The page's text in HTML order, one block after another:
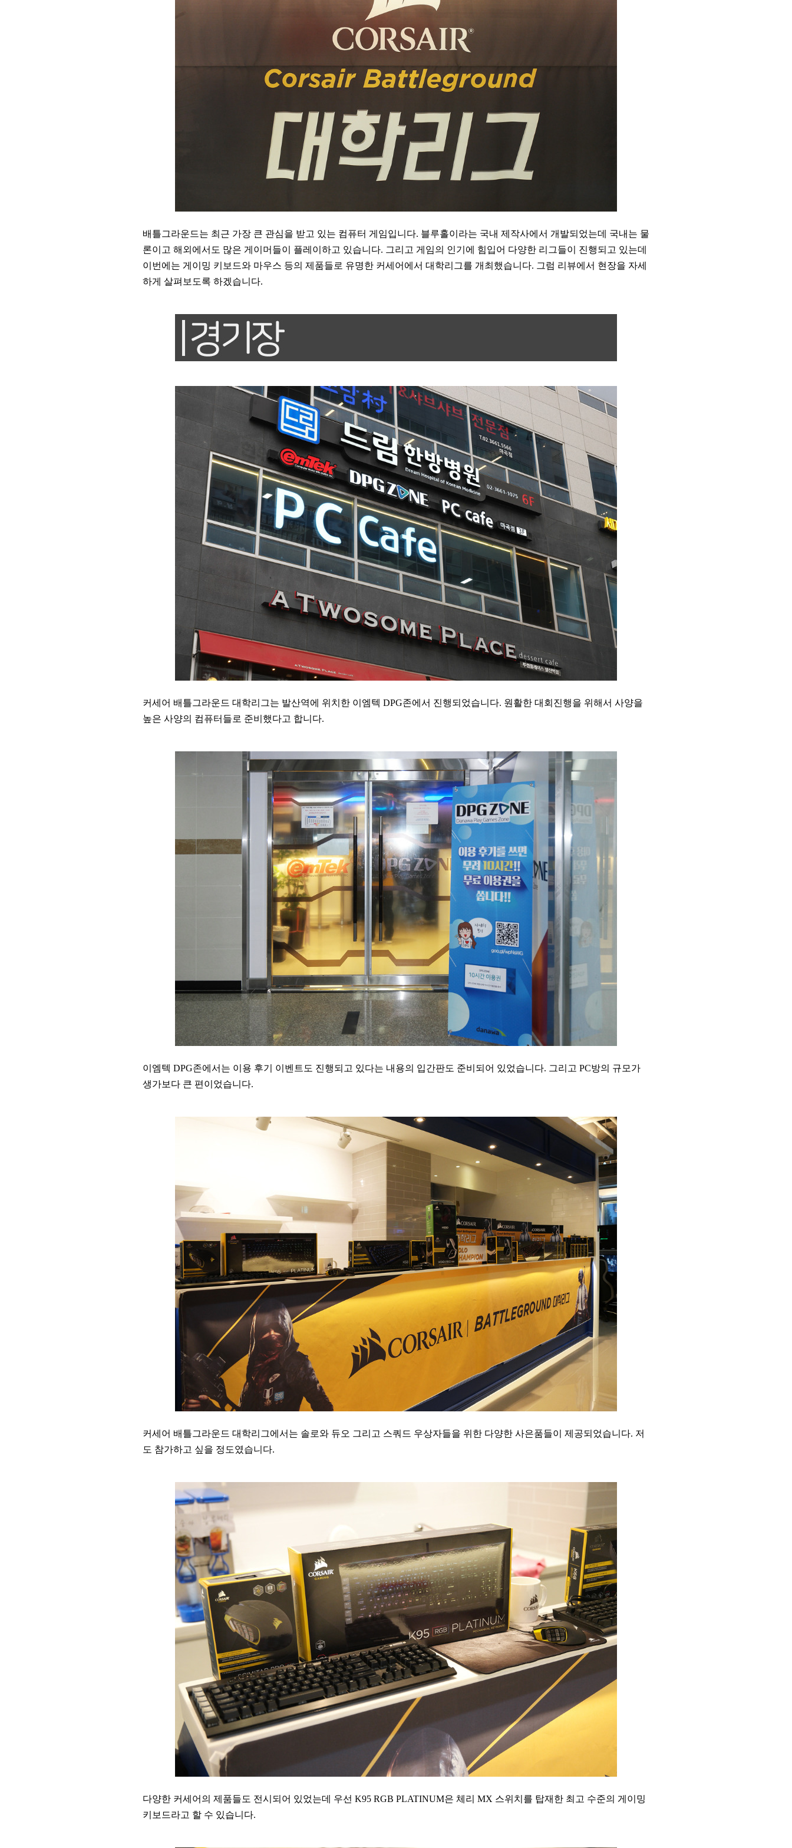
배틀그라운드는 최근 가장 큰 관심을 받고 있는 컴퓨터 게임입니다. 블루홀이라는 국내 제작사에서 개발되었는데 국내는 물
론이고 해외에서도 많은 게이머들이 플레이하고 있습니다. 그리고 게임의 인기에 힘입어 다양한 리그들이 진행되고 있는데
이번에는 게이밍 키보드와 마우스 등의 제품들로 유명한 커세어에서 대학리그를 개최했습니다. 그럼 리뷰에서 현장을 자세
하게 살펴보도록 하겠습니다.
커세어 배틀그라운드 대학리그는 발산역에 위치한 이엠텍 DPG존에서 진행되었습니다. 원활한 대회진행을 위해서 사양을
높은 사양의 컴퓨터들로 준비했다고 합니다.
이엠텍 DPG존에서는 이용 후기 이벤트도 진행되고 있다는 내용의 입간판도 준비되어 있었습니다. 그리고 PC방의 규모가
생가보다 큰 편이었습니다.
커세어 배틀그라운드 대학리그에서는 솔로와 듀오 그리고 스쿼드 우상자들을 위한 다양한 사은품들이 제공되었습니다. 저
도 참가하고 싶을 정도였습니다.
다양한 커세어의 제품들도 전시되어 있었는데 우선 K95 RGB PLATINUM은 체리 MX 스위치를 탑재한 최고 수준의 게이밍
키보드라고 할 수 있습니다.